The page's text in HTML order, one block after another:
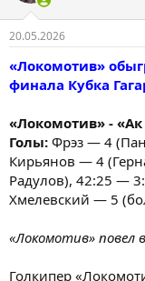
20.05.2026
«Локомотив»
финала Кубка
«Локомотив» - «Ак
Голы: Фрэз — 4
Кирьянов — 4
Радулов), 42:25 —
Хмелевский — 5
«Локомотив» повел
Голкипер